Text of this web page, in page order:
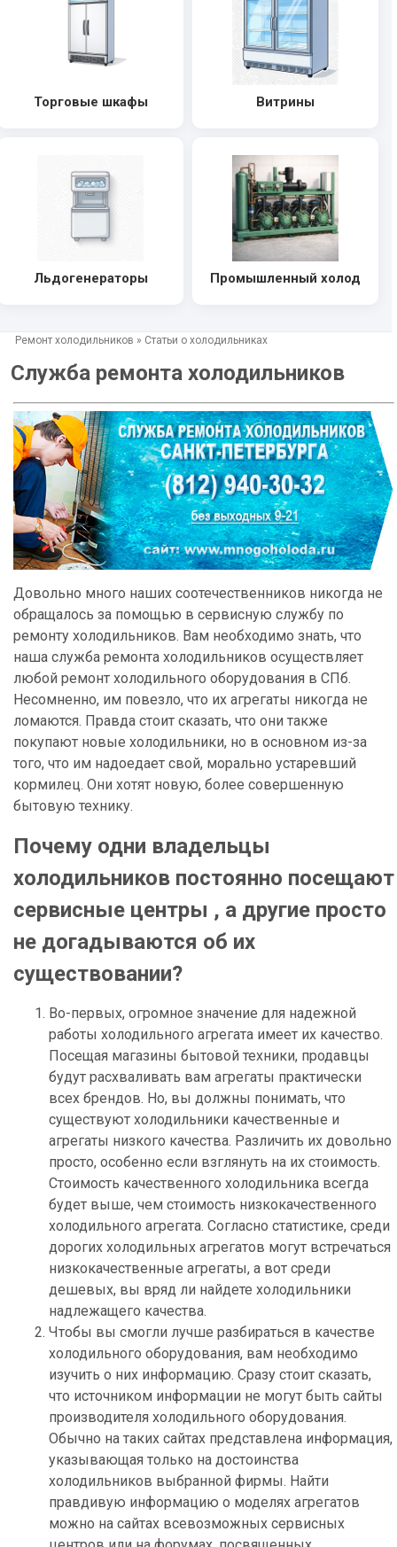
Торговые шкафы Витрины
Льдогенераторы Промышленный холод
Ремонт холодильников » Статьи о холодильниках
Служба ремонта холодильников
Довольно много наших соотечественников никогда не
обращалось за помощью в сервисную службу по
ремонту холодильников. Вам необходимо знать, что
наша служба ремонта холодильников осуществляет
любой ремонт холодильного оборудования в СПб.
Несомненно, им повезло, что их агрегаты никогда не
ломаются. Правда стоит сказать, что они также
покупают новые холодильники, но в основном из-за
того, что им надоедает свой, морально устаревший
кормилец. Они хотят новую, более совершенную
бытовую технику.
Почему одни владельцы
холодильников постоянно посещают
сервисные центры , а другие просто
не догадываются об их
существовании?
Во-первых, огромное значение для надежной
работы холодильного агрегата имеет их качество.
Посещая магазины бытовой техники, продавцы
будут расхваливать вам агрегаты практически
всех брендов. Но, вы должны понимать, что
существуют холодильники качественные и
агрегаты низкого качества. Различить их довольно
просто, особенно если взглянуть на их стоимость.
Стоимость качественного холодильника всегда
будет выше, чем стоимость низкокачественного
холодильного агрегата. Согласно статистике, среди
дорогих холодильных агрегатов могут встречаться
низкокачественные агрегаты, а вот среди
дешевых, вы вряд ли найдете холодильники
надлежащего качества.
Чтобы вы смогли лучше разбираться в качестве
холодильного оборудования, вам необходимо
изучить о них информацию. Сразу стоит сказать,
что источником информации не могут быть сайты
производителя холодильного оборудования.
Обычно на таких сайтах представлена информация,
указывающая только на достоинства
холодильников выбранной фирмы. Найти
правдивую информацию о моделях агрегатов
можно на сайтах всевозможных сервисных